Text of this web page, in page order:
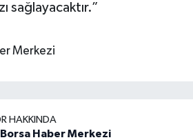
sağlayacaktır.”
Merkezi
HAKKINDA
Borsa Haber Merkezi